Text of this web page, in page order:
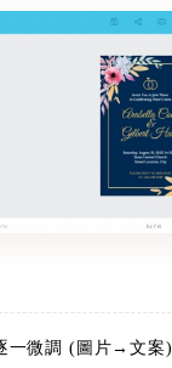
一微調 (圖片→文案)